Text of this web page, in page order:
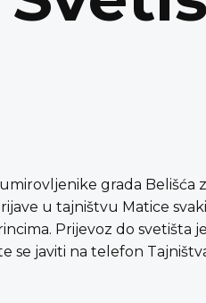
grada
u tajništvu Matice
Prijevoz do svetišta
se javiti na telefon